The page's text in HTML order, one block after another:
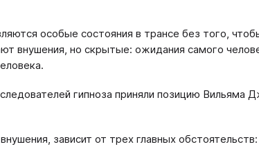
особые состояния в трансе без того,
внушения, но скрытые: ожидания самого
гипноза приняли позицию Вильяма
зависит от трех главных обстоятельств: